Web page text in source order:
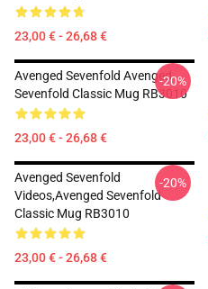
23,00 € - 26,68 €
Avenged Sevenfold Avenged
Sevenfold Classic Mug RB3010
23,00 € - 26,68 €
-20%
Avenged Sevenfold
Videos,avenged Sevenfold
Classic Mug RB3010
23,00 € - 26,68 €
-20%